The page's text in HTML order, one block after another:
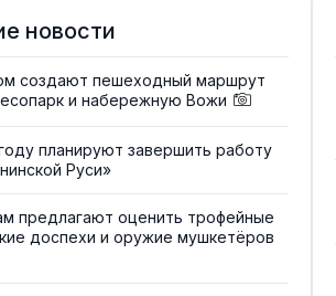
новости
создают пешеходный маршрут
и набережную Вожи
планируют завершить работу
Руси»
предлагают оценить трофейные
доспехи и оружие мушкетёров